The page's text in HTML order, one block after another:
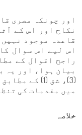
اور چونکہ مصری
نکاح اور اس کے
قاعدہ موجود
اس لیے اس سوال
راجح اقوال کے
(3)، شق (1)
میں مقدمات کی
خلاصہ